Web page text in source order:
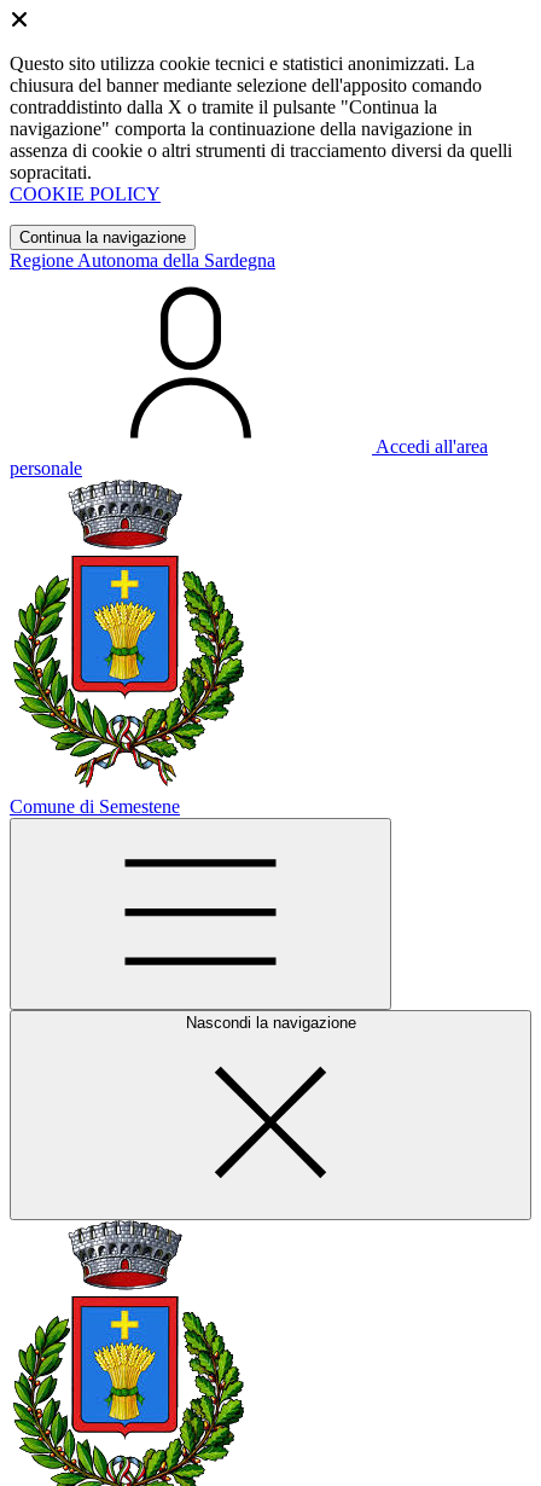
Questo sito utilizza cookie tecnici e statistici anonimizzati. La
chiusura del banner mediante selezione dell'apposito comando
contraddistinto dalla X o tramite il pulsante "Continua la
navigazione" comporta la continuazione della navigazione in
assenza di cookie o altri strumenti di tracciamento diversi da quelli
sopracitati.
COOKIE POLICY
Continua la navigazione
Regione Autonoma della Sardegna
Accedi all'area
personale
Comune di Semestene
Nascondi la navigazione